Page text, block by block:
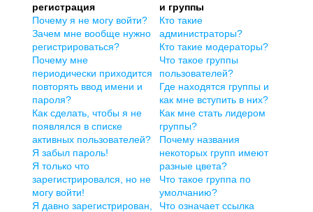
регистрация
Почему я не могу войти?
Зачем мне вообще нужно
регистрироваться?
Почему мне
периодически приходится
повторять ввод имени и
пароля?
Как сделать, чтобы я не
появлялся в списке
активных пользователей?
Я забыл пароль!
Я только что
зарегистрировался, но не
могу войти!
Я давно зарегистрирован,
и группы
Кто такие
администраторы?
Кто такие модераторы?
Что такое группы
пользователей?
Где находятся группы и
как мне вступить в них?
Как мне стать лидером
группы?
Почему названия
некоторых групп имеют
разные цвета?
Что такое группа по
умолчанию?
Что означает ссылка